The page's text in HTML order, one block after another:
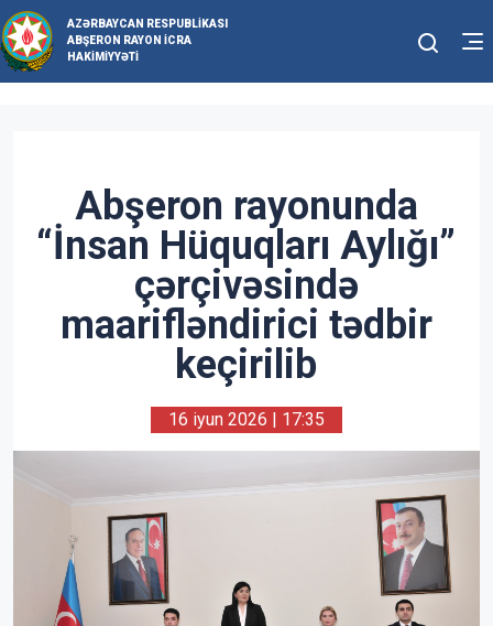
AZƏRBAYCAN RESPUBLIKASI
ABŞERON RAYON İCRA
HAKIMIYYƏTI
Abşeron rayonunda
“İnsan Hüquqları Aylığı”
çərçivəsində
maarifləndirici tədbir
keçirilib
16 iyun 2026 | 17:35